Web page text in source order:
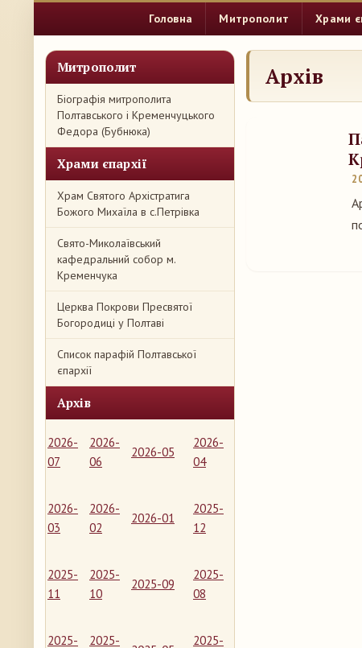
Головна Митрополит Храми
Митрополит
Біографія митрополита
Полтавського і Кременчуцького
Федора (Бубнюка)
Храми єпархії
Храм Святого Архістратига
Божого Михаїла в с.Петрівка
Свято-Миколаївський
кафедральний собор м.
Кременчука
Церква Покрови Пресвятої
Богородиці у Полтаві
Список парафій Полтавської
єпархії
Архів
2026-
07
2026-
06
2026-05
2026-
04
2026-
03
2026-
02
2026-01
2025-
12
2025-
11
2025-
10
2025-09
2025-
08
2025-
2025-
2025-
Архів